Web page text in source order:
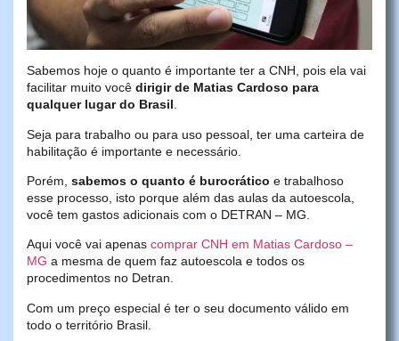
Sabemos hoje o quanto é importante ter a CNH, pois ela vai
facilitar muito você dirigir de Matias Cardoso para
qualquer lugar do Brasil.
Seja para trabalho ou para uso pessoal, ter uma carteira de
habilitação é importante e necessário.
Porém, sabemos o quanto é burocrático e trabalhoso
esse processo, isto porque além das aulas da autoescola,
você tem gastos adicionais com o DETRAN – MG.
Aqui você vai apenas comprar CNH em Matias Cardoso –
MG a mesma de quem faz autoescola e todos os
procedimentos no Detran.
Com um preço especial é ter o seu documento válido em
todo o território Brasil.